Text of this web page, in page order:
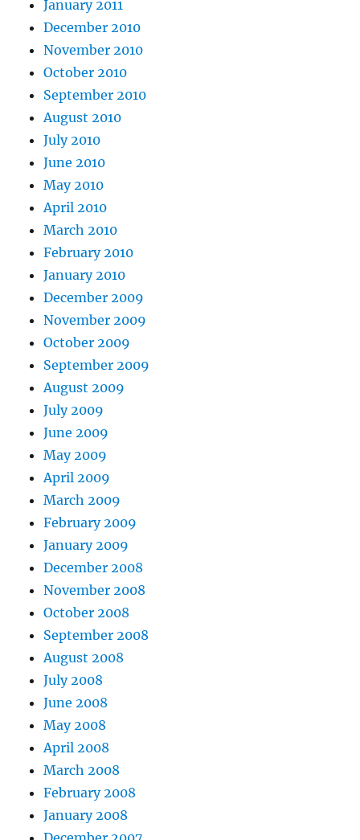
January 2011
December 2010
November 2010
October 2010
September 2010
August 2010
July 2010
June 2010
May 2010
April 2010
March 2010
February 2010
January 2010
December 2009
November 2009
October 2009
September 2009
August 2009
July 2009
June 2009
May 2009
April 2009
March 2009
February 2009
January 2009
December 2008
November 2008
October 2008
September 2008
August 2008
July 2008
June 2008
May 2008
April 2008
March 2008
February 2008
January 2008